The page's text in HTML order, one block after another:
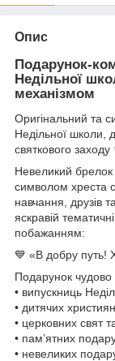
Опис
Подарунок-
Недільної
механізмом
Оригінальний та
Недільної школи,
святкового заходу
Невеликий
символом хреста
навчання, друзів
яскравій
побажанням:
💙 «В добру путь!
Подарунок чудово
• випускниць
• дитячих
• церковних свят
• пам’ятних
• невеликих